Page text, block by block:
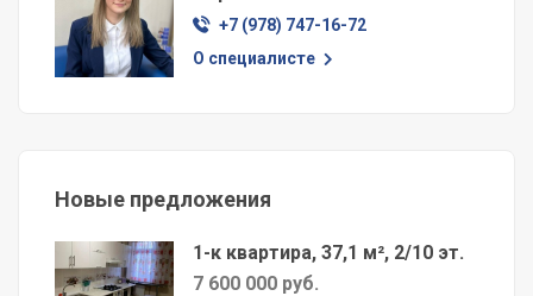
+7 (978) 747-16-72
О специалисте
Новые предложения
1-к квартира, 37,1 м², 2/10 эт.
7 600 000 руб.